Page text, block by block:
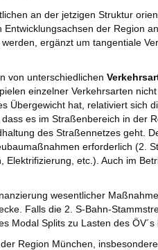
an der jetzigen Struktur
der Region
ergänzt um tangentiale
von unterschiedlichen
einzelner Verkehrsarten
Übergewicht hat, relativiert sich
es im Straßenbereich in der
des Straßennetzes geht.
erforderlich (2.
etc.). Auch im
wesentlicher
Falls die 2. S-Bahn-
Modal Splits zu Lasten des ÖV´s
Region München,